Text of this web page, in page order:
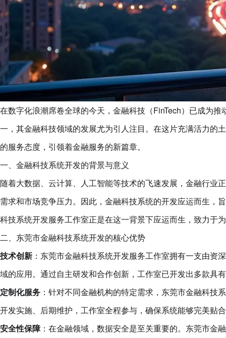
在数字化浪潮席卷全球的今天，金融科技（FinTech）已成为
一，其金融科技领域的发展尤为引人注目。在这片充满活力的
的服务态度，引领着金融服务的新篇章。
一、金融科技系统开发的背景与意义
随着大数据、云计算、人工智能等技术的飞速发展，金融行业
需求和市场竞争压力。因此，金融科技系统的开发应运而生，
科技系统开发服务工作室正是在这一背景下应运而生，致力于
二、东莞市金融科技系统开发的核心优势
技术创新 ：东莞市金融科技系统开发服务工作室拥有一支由
域的应用。通过自主研发和合作创新，工作室已开发出多款具
定制化服务 ：针对不同金融机构的特定需求，东莞市金融科
开发实施、后期维护，工作室全程参与，确保系统能够完美贴
安全性保障：在金融领域，数据安全是至关重要的。东莞市金